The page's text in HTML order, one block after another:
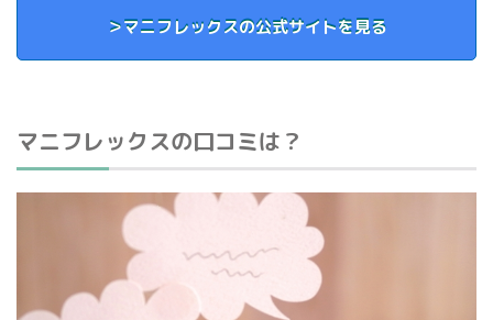
＞マニフレックスの公式サイトを見る
マニフレックスの口コミは？